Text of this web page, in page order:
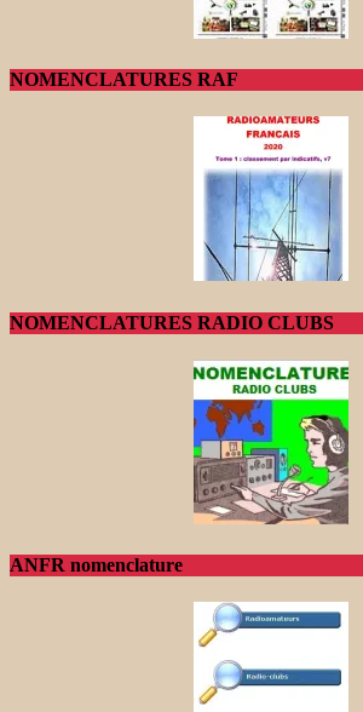
NOMENCLATURES RAF
NOMENCLATURES RADIO CLUBS
ANFR nomenclature